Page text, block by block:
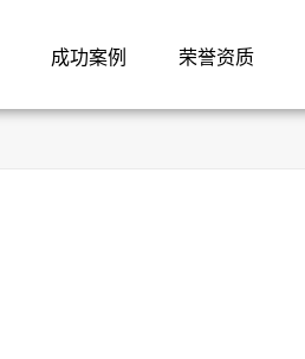
成功案例 荣誉资质